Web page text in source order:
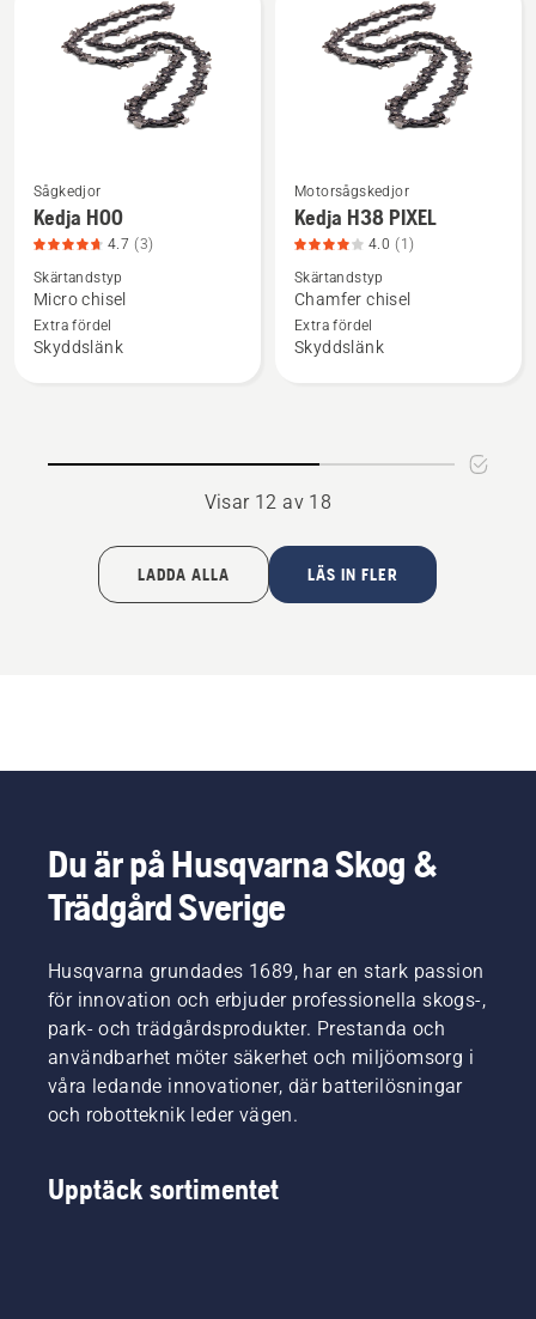
produktbetyg
Se
mer
information
om
Kedja
H00,
Sågkedjor
Kedja H00
4.7 (3)
Skärtandstyp
Micro chisel
Extra fördel
Skyddslänk
Se
mer
information
om
Kedja
H38 PIXEL,
Motorsågskedjor
Kedja H38 PIXEL
4.0 (1)
Skärtandstyp
Chamfer chisel
Extra fördel
Skyddslänk
Visar 12 av 18
LADDA ALLA LÄS IN FLER
Du är på Husqvarna Skog &
Trädgård Sverige
Husqvarna grundades 1689, har en stark passion
för innovation och erbjuder professionella skogs-,
park- och trädgårdsprodukter. Prestanda och
användbarhet möter säkerhet och miljöomsorg i
våra ledande innovationer, där batterilösningar
och robotteknik leder vägen.
Upptäck sortimentet